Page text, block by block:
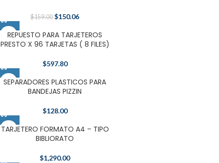
$159.00 $150.06
REPUESTO PARA TARJETEROS
PRESTO X 96 TARJETAS ( 8 FILES)
$597.80
SEPARADORES PLASTICOS PARA
BANDEJAS PIZZIN
$128.00
TARJETERO FORMATO A4 – TIPO
BIBLIORATO
$1,290.00